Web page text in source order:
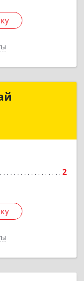
2
Николай
Подробнее